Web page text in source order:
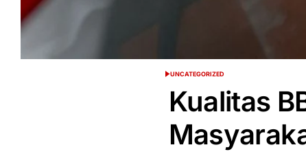
POSTED
UNCATEGORIZED
Kualitas